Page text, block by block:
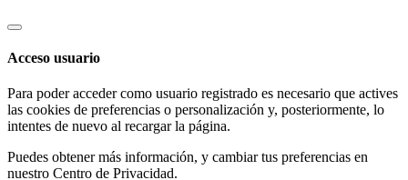
Acceso usuario
Para poder acceder como usuario registrado es necesario que actives
las cookies de preferencias o personalización y, posteriormente, lo
intentes de nuevo al recargar la página.
Puedes obtener más información, y cambiar tus preferencias en
nuestro Centro de Privacidad.